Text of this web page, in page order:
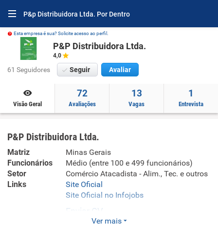
P&p Distribuidora Ltda. Por Dentro
Esta empresa é sua? Solicite acesso ao perfil.
P&P Distribuidora Ltda.
4,0
61 Seguidores Seguir Avaliar
Visão Geral
72
Avaliações
13
Vagas
1
Entrevista
P&P Distribuidora Ltda.
Matriz
Minas Gerais
Funcionários
Médio (entre 100 e 499 funcionários)
Setor
Comércio Atacadista - Alim., Tec. e outros
Links
Site Oficial
Site Oficial no Infojobs
Enviar CV
Ver mais